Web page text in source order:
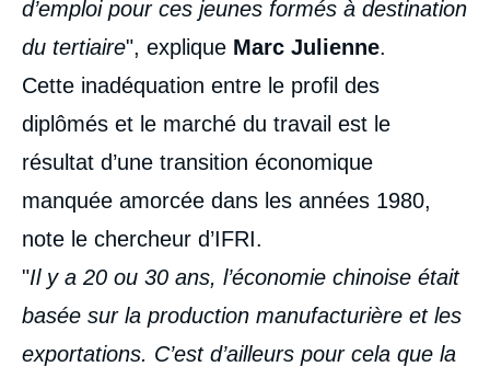
d’emploi pour ces jeunes formés à destination
du tertiaire", explique Marc Julienne.
Cette inadéquation entre le profil des
diplômés et le marché du travail est le
résultat d’une transition économique
manquée amorcée dans les années 1980,
note le chercheur d’IFRI.
"Il y a 20 ou 30 ans, l’économie chinoise était
basée sur la production manufacturière et les
exportations. C’est d’ailleurs pour cela que la